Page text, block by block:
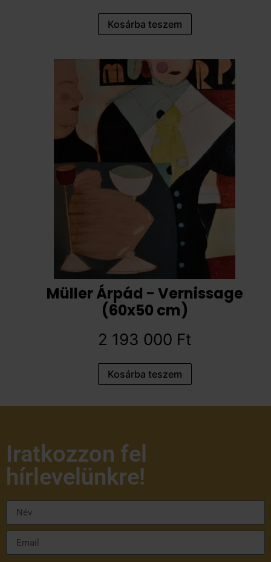
Kosárba teszem
Müller Árpád - Vernissage
(60x50 cm)
2 193 000 Ft
Kosárba teszem
Iratkozzon fel
hírlevelünkre!